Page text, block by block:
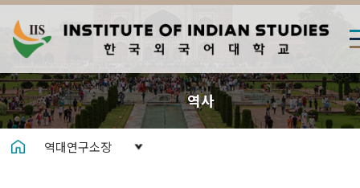
역사
역대연구소장